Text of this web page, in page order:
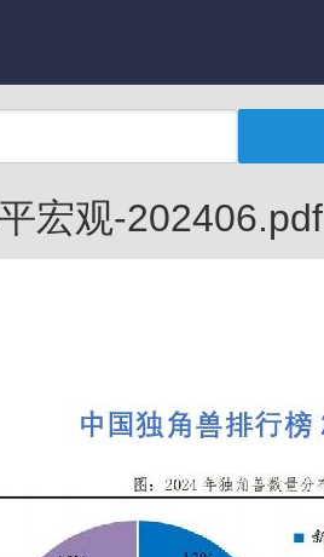
宏观-202406.pdf